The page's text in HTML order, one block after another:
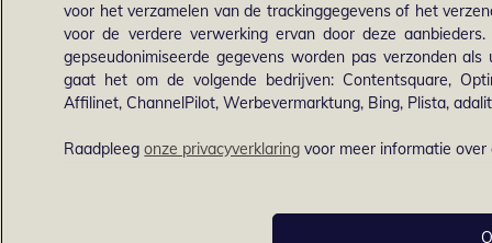
voor het verzamelen van de trackinggegevens of het
voor de verdere verwerking ervan door deze
gepseudonimiseerde gegevens worden pas verzonden
gaat het om de volgende bedrijven: Contentsquare,
Affilinet, ChannelPilot, Werbevermarktung, Bing, Plista,
Raadpleegonze privacyverklaring voor meer informatie